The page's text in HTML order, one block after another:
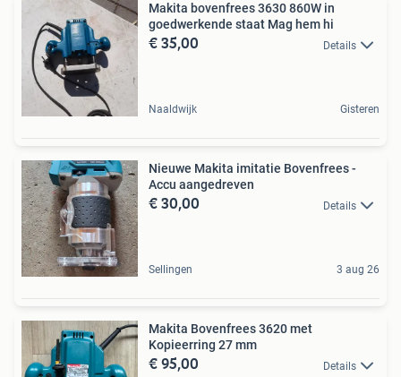
Makita bovenfrees 3630 860W in
goedwerkende staat Mag hem hi
€ 35,00 Details
Naaldwijk Gisteren
Nieuwe Makita imitatie Bovenfrees -
Accu aangedreven
€ 30,00 Details
Sellingen 3 aug 26
Makita Bovenfrees 3620 met
Kopieerring 27 mm
€ 95,00 Details